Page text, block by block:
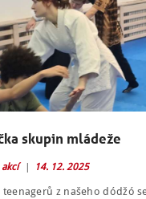
skupin mládeže
akcí 14. 12. 2025
teenagerů z našeho dódžó